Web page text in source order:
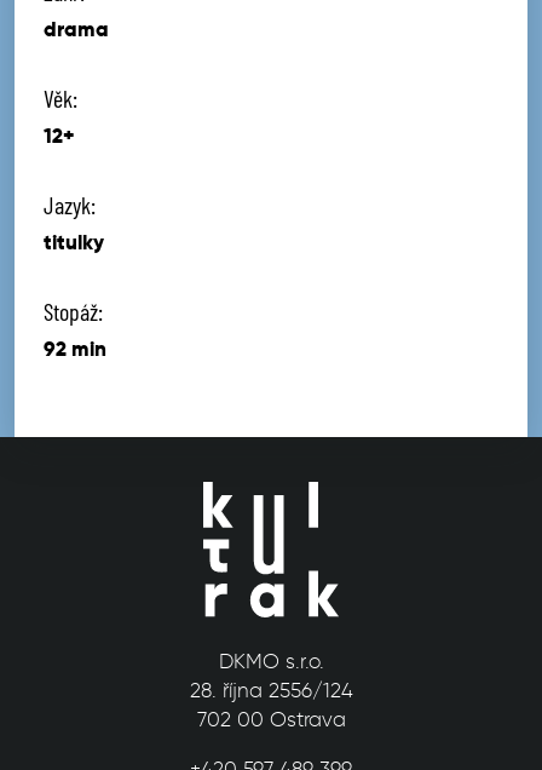
drama
Věk:
12+
Jazyk:
titulky
Stopáž:
92 min
DKMO s.r.o.
28. října 2556/124
702 00 Ostrava